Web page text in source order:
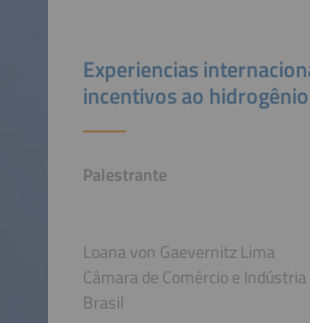
Experiencias
incentivos ao
Palestrante
Loana von Gaevernitz Lima
Câmara de Comércio e
Brasil